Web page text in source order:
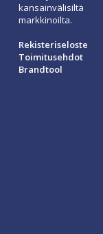
kansainvälisiltä
markkinoilta.
Rekisteriseloste
Toimitusehdot
Brandtool